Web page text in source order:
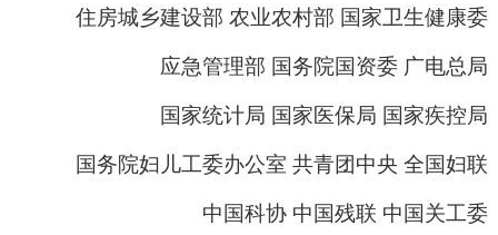
住房城乡建设部 农业农村部 国家卫生健康委
应急管理部 国务院国资委 广电总局
国家统计局 国家医保局 国家疾控局
国务院妇儿工委办公室 共青团中央 全国妇联
中国科协 中国残联 中国关工委